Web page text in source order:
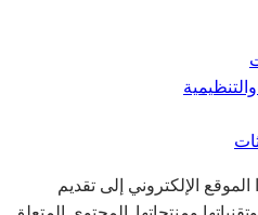
الإلكتروني إلى تقديم